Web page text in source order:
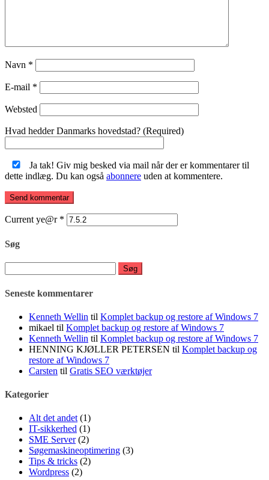
Navn *
E-mail *
Websted
Hvad hedder Danmarks hovedstad? (Required)
Ja tak! Giv mig besked via mail når der er kommentarer til
dette indlæg. Du kan også abonnere uden at kommentere.
Current ye@r *
Søg
efter:
Seneste kommentarer
Kenneth Wellin til Komplet backup og restore af Windows 7
mikael til Komplet backup og restore af Windows 7
Kenneth Wellin til Komplet backup og restore af Windows 7
HENNING KJØLLER PETERSEN til Komplet backup og
restore af Windows 7
Carsten til Gratis SEO værktøjer
Kategorier
Alt det andet (1)
IT-sikkerhed (1)
SME Server(2)
Søgemaskineoptimering (3)
Tips & tricks (2)
Wordpress (2)